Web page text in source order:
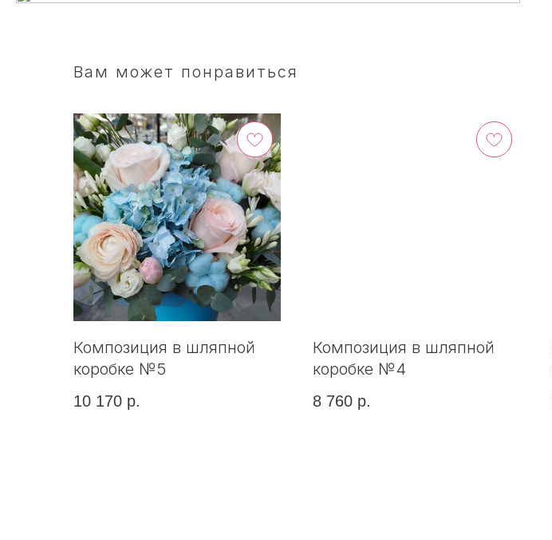
Вам может понравиться
Композиция в шляпной
коробке №5
10 170 р.
Композиция в шляпной
коробке №4
8 760 р.